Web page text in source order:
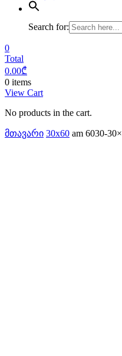
Search for:
0
Total
0.00₾
0 items
View Cart
No products in the cart.
მთავარი 30x60 am 6030-